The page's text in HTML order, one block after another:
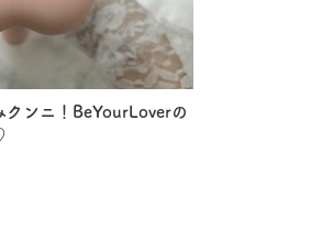
クンニ！BeYourLoverの